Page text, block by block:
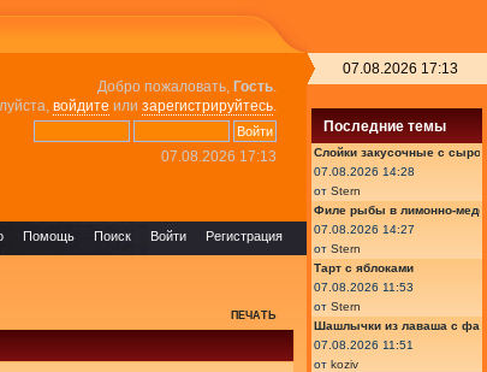
Добро пожаловать, Гость.
войдите или зарегистрируйтесь.
07.08.2026 17:13
Регистрация
Войти
Поиск
Помощь
ПЕЧАТЬ
07.08.2026 17:13
Последние темы
Слойки закусочные с
07.08.2026 14:28
от Stern
Филе рыбы в лимонно-
07.08.2026 14:27
от Stern
Тарт с яблоками
07.08.2026 11:53
от Stern
Шашлычки из лаваша с
07.08.2026 11:51
от koziv